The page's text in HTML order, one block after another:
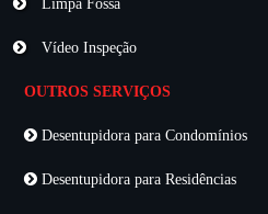
Limpa Fossa
Vídeo Inspeção
OUTROS SERVIÇOS
Desentupidora para Condomínios
Desentupidora para Residências